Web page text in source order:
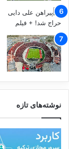
نوشته‌های تازه